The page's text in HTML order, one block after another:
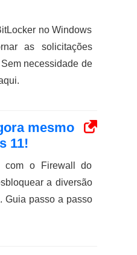
no Windows
as solicitações
necessidade de
mesmo
11!
com o Firewall do
a diversão
Guia passo a passo